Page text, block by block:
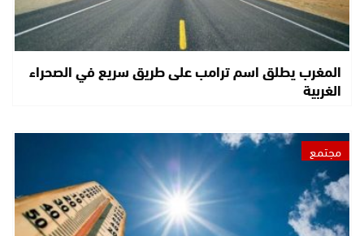
المغرب يطلق اسم ترامب على طريق سريع في الصحراء
الغربية
مجتمع